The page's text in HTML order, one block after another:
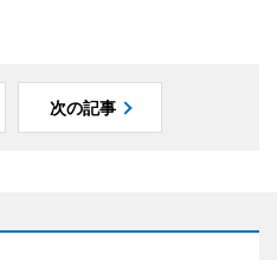
次の記事